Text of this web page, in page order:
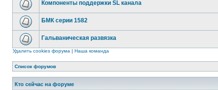
Компоненты поддержки SL канала
БМК серии 1582
Гальваническая развязка
Удалить cookies форума | Наша команда
Список форумов
Кто сейчас на форуме